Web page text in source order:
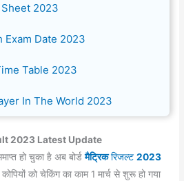
Sheet 2023
Exam Date 2023
Table 2023
In The World 2023
2023 Latest Update
हो चुका है अब बोर्डमैट्रिकरिजल्ट2023
को चेकिंग का काम 1 मार्च से शुरू हो गया